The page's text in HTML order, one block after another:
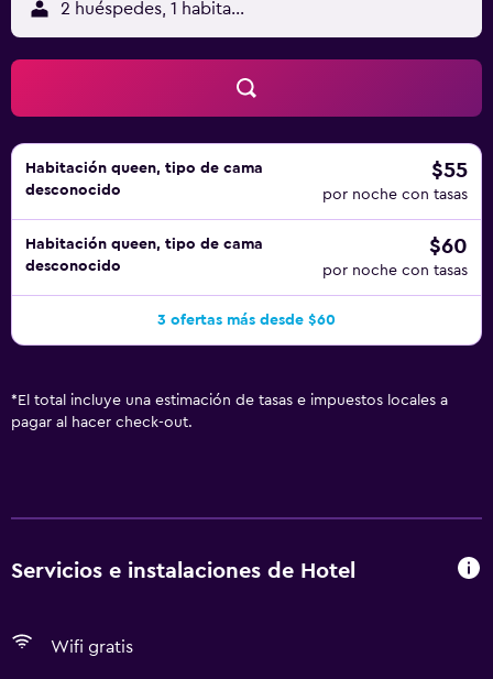
2 huéspedes, 1 habitación
Habitación queen, tipo de cama
desconocido
$55
por noche con tasas
Habitación queen, tipo de cama
desconocido
$60
por noche con tasas
3 ofertas más desde $60
* El total incluye una estimación de tasas e impuestos locales a
pagar al hacer check-out.
Servicios e instalaciones de Hotel
Wifi gratis